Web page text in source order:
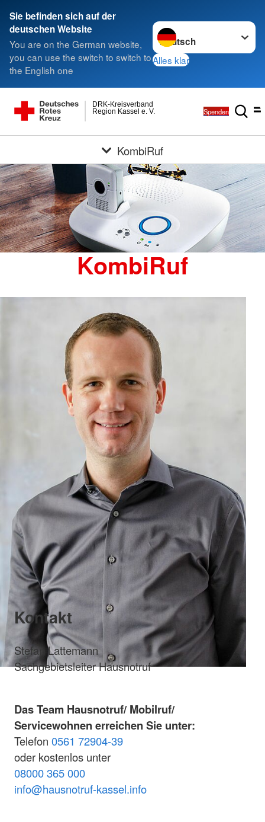
Sie befinden sich auf der
deutschen Website
You are on the German website,
you can use the switch to switch to
the English one
Sprache wechseln zu
Alles klar
Region Kassel e. V.
DRK-Kreisverband
Spenden
KombiRuf
KombiRuf
Kontakt
Stefan Lattemann
Sachgebietsleiter Hausnotruf
Das Team Hausnotruf/ Mobilruf/
Servicewohnen erreichen Sie unter:
Telefon 0561 72904-39
oder kostenlos unter
08000 365 000
info@hausnotruf-kassel.info